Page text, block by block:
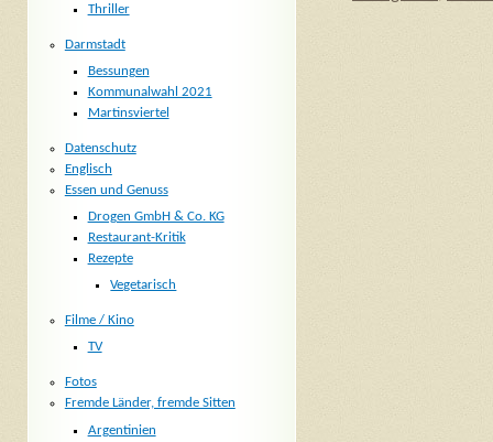
Thriller
Darmstadt
Bessungen
Kommunalwahl 2021
Martinsviertel
Datenschutz
Englisch
Essen und Genuss
Drogen GmbH & Co. KG
Restaurant-Kritik
Rezepte
Vegetarisch
Filme / Kino
TV
Fotos
Fremde Länder, fremde Sitten
Argentinien